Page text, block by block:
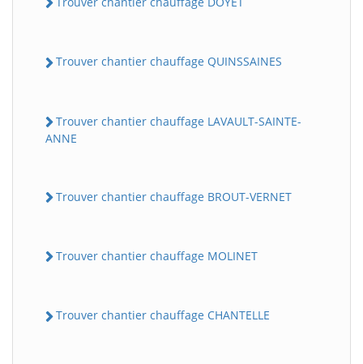
Trouver chantier chauffage QUINSSAINES
Trouver chantier chauffage LAVAULT-SAINTE-
ANNE
Trouver chantier chauffage BROUT-VERNET
Trouver chantier chauffage MOLINET
Trouver chantier chauffage CHANTELLE